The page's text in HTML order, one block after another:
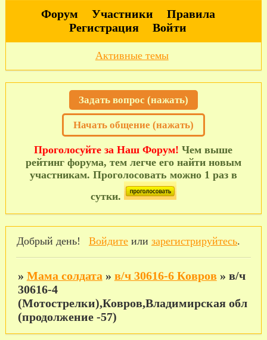
Форум Участники
Правила
Регистрация
Войти
Активные темы
Задать вопрос (нажать)
Начать общение (нажать)
Проголосуйте за Наш Форум! Чем выше
рейтинг форума, тем легче его найти новым
участникам. Проголосовать можно 1 раз в
сутки.
Добрый день! Войдитеили зарегистрируйтесь.
» Мама солдата » в/ч 30616-6 Ковров » в/ч
30616-4
(Мотострелки),Ковров,Владимирская обл
(продолжение -57)